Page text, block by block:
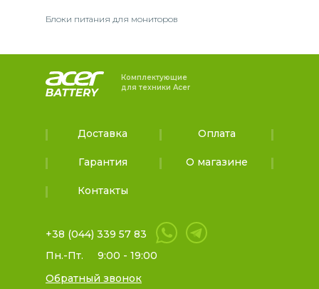
Блоки питания для мониторов
Комплектующие
для техники Acer
Доставка Оплата
Гарантия О магазине
Контакты
+38 (044) 339 57 83
Пн.-Пт.
9:00 - 19:00
Обратный звонок